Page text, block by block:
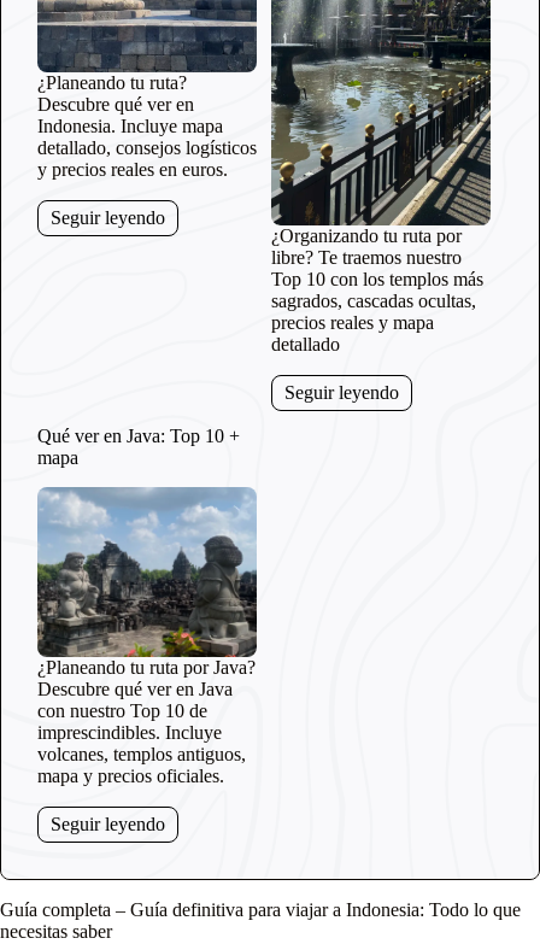
¿Planeando tu ruta?
Descubre qué ver en
Indonesia. Incluye mapa
detallado, consejos logísticos
y precios reales en euros.
Seguir leyendo
¿Organizando tu ruta por
libre? Te traemos nuestro
Top 10 con los templos más
sagrados, cascadas ocultas,
precios reales y mapa
detallado
Seguir leyendo
Qué ver en Java: Top 10 +
mapa
¿Planeando tu ruta por Java?
Descubre qué ver en Java
con nuestro Top 10 de
imprescindibles. Incluye
volcanes, templos antiguos,
mapa y precios oficiales.
Seguir leyendo
Guía completa – Guía definitiva para viajar a Indonesia: Todo lo que
necesitas saber